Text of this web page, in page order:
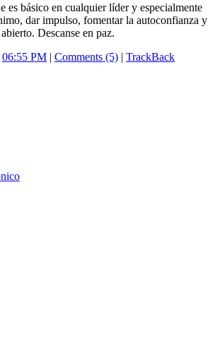
es básico en cualquier líder y especialmente
dar impulso, fomentar la autoconfianza y
Descanse en paz.
06:55 PM | Comments (5) | TrackBack